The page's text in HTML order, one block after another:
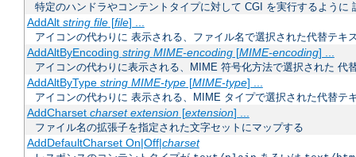
特定のハンドラやコンテントタイプに対して CGI を実行するように
AddAlt string file[file] ...
アイコンの代わりに 表示される、ファイル名で選択された代替テキ
AddAltByEncoding string MIME-encoding[MIME-encoding] ...
アイコンの代わりに表示される、MIME 符号化方法で選択された 代
AddAltByType string MIME-type[MIME-type] ...
アイコンの代わりに 表示される、MIME タイプで選択された代替テ
AddCharset charset extension[extension] ...
ファイル名の拡張子を指定された文字セットにマップする
AddDefaultCharset On|Off|charset